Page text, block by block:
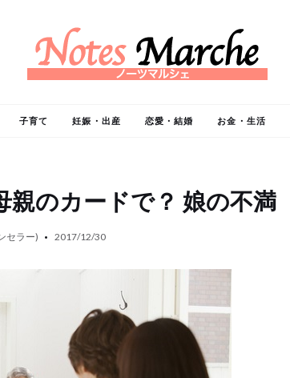
子育て 妊娠・出産 恋愛・結婚 お金・生活
のカードで？ 娘の不満
セラー) 2017/12/30